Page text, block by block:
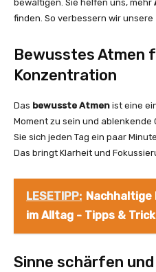
bewältigen. Sie helfen uns, mehr
finden. So verbessern wir unsere
Bewusstes Atmen
Konzentration
Das bewusste Atmen ist eine
Moment zu sein und ablenkende
Sie sich jeden Tag ein paar
Das bringt Klarheit und
LESETIPP: Nachhaltige
im Alltag - Tipps &
Sinne schärfen und